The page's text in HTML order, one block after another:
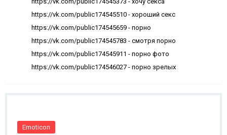
https://vk.com/public174545510 - хороший секс
https://vk.com/public174545659 - порно
https://vk.com/public174545783 - смотря порно
https://vk.com/public174545911 - порно фото
https://vk.com/public174546027 - порно зрелых
Emoticon